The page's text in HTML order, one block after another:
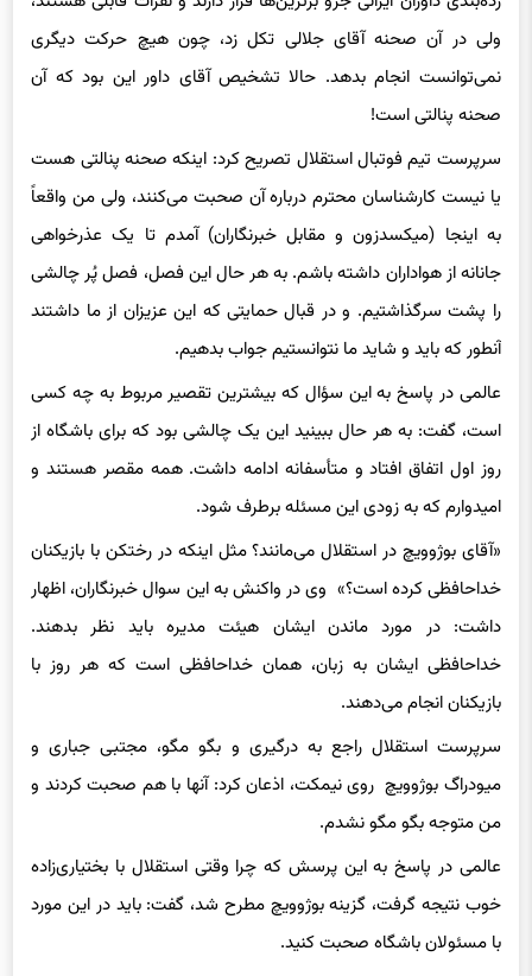
نمی‌توانست انجام بدهد. حالا تشخیص آقای داور این بود که آن
صحنه پنالتی است!
سرپرست تیم فوتبال استقلال تصریح کرد: اینکه صحنه پنالتی هست
یا نیست کارشناسان محترم درباره آن صحبت می‌کنند، ولی من واقعاً
به اینجا (میکسدزون و مقابل خبرنگاران) آمدم تا یک عذرخواهی
جانانه از هواداران داشته باشم. به هر حال این فصل، فصل پُر چالشی
را پشت سرگذاشتیم. و در قبال حمایتی که این عزیزان از ما داشتند
آنطور که باید و شاید ما نتوانستیم جواب بدهیم.
عالمی در پاسخ به این سؤال که بیشترین تقصیر مربوط به چه کسی
است، گفت: به هر حال ببینید این یک چالشی بود که برای باشگاه از
روز اول اتفاق افتاد و متأسفانه ادامه داشت. همه مقصر هستند و
امیدوارم که به زودی این مسئله برطرف شود.
«آقای بوژوویچ در استقلال می‌مانند؟ مثل اینکه در رختکن با بازیکنان
خداحافظی کرده است؟» وی در واکنش به این سوال خبرنگاران، اظهار
داشت: در مورد ماندن ایشان هیئت مدیره باید نظر بدهند.
خداحافظی ایشان به زبان، همان خداحافظی است که هر روز با
بازیکنان انجام می‌دهند.
سرپرست استقلال راجع به درگیری و بگو مگو، مجتبی جباری و
میودراگ بوژوویچ روی نیمکت، اذعان کرد: آنها با هم صحبت کردند و
من متوجه بگو مگو نشدم.
عالمی در پاسخ به این پرسش که چرا وقتی استقلال با بختیاری‌زاده
خوب نتیجه گرفت، گزینه بوژوویچ مطرح شد، گفت: باید در این مورد
با مسئولان باشگاه صحبت کنید.